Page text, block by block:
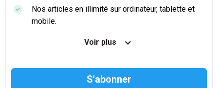
Nos articles en illimité sur ordinateur, tablette et
mobile.
Le magazine TelQuel en numérique avant la sortie
Voir plus